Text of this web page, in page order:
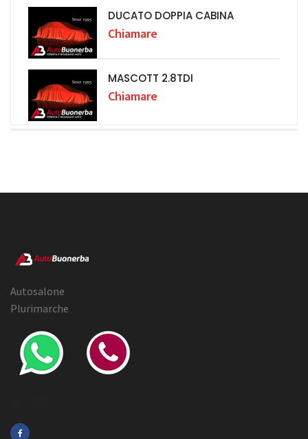
DUCATO DOPPIA CABINA
Chiamare
MASCOTT 2.8TDI
Chiamare
Autosalone
Plurimarche